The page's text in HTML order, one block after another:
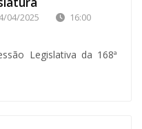
04/2025
16:00
Legislativa da 168ª